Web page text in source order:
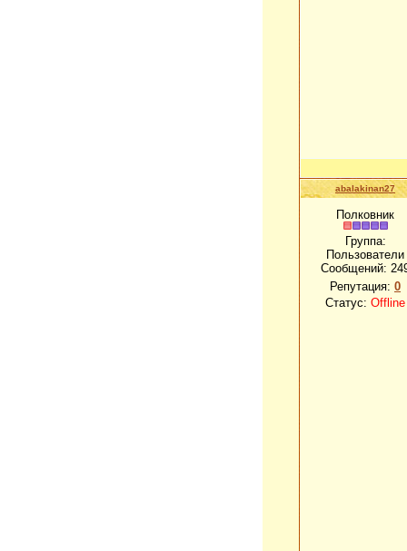
abalakinan27
Полковник
Группа:
Пользователи
Сообщений:
Репутация: 0
Статус: Offline